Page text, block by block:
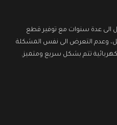
الى عدة سنوات مع توفير قطع
وعدم التعرض الى نفس المشكلة
تتم بشكل سريع ومتميز.